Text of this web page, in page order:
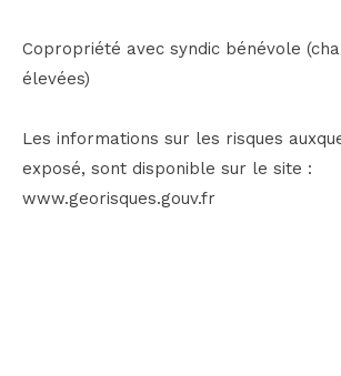
Copropriété avec syndic bénévole
élevées)
Les informations sur les risques
exposé, sont disponible sur le site :
www.georisques.gouv.fr